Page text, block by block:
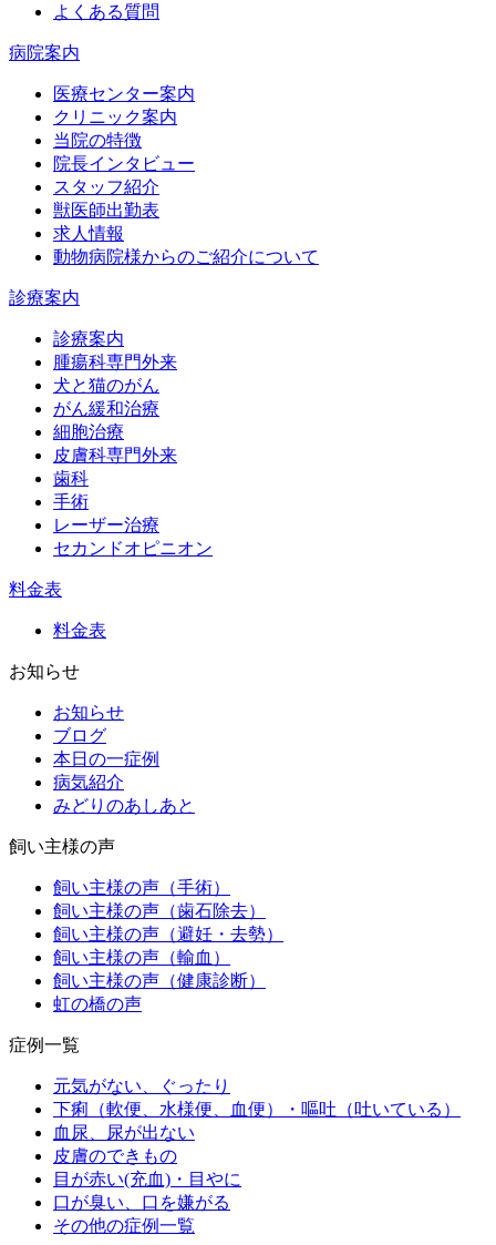
よくある質問
病院案内
医療センター案内
クリニック案内
当院の特徴
院長インタビュー
スタッフ紹介
獣医師出勤表
求人情報
動物病院様からのご紹介について
診療案内
診療案内
腫瘍科専門外来
犬と猫のがん
がん緩和治療
細胞治療
皮膚科専門外来
歯科
手術
レーザー治療
セカンドオピニオン
料金表
料金表
お知らせ
お知らせ
ブログ
本日の一症例
病気紹介
みどりのあしあと
飼い主様の声
飼い主様の声（手術）
飼い主様の声（歯石除去）
飼い主様の声（避妊・去勢）
飼い主様の声（輸血）
飼い主様の声（健康診断）
虹の橋の声
症例一覧
元気がない、ぐったり
下痢（軟便、水様便、血便）・嘔吐（吐いている）
血尿、尿が出ない
皮膚のできもの
目が赤い(充血)・目やに
口が臭い、口を嫌がる
その他の症例一覧